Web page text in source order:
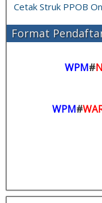
Cetak Struk PPOB
Format
WPM#
WPM#